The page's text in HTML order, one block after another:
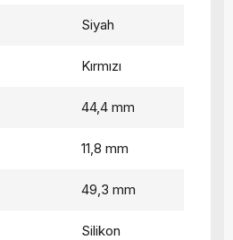
Siyah
Kırmızı
44,4 mm
11,8 mm
49,3 mm
Silikon